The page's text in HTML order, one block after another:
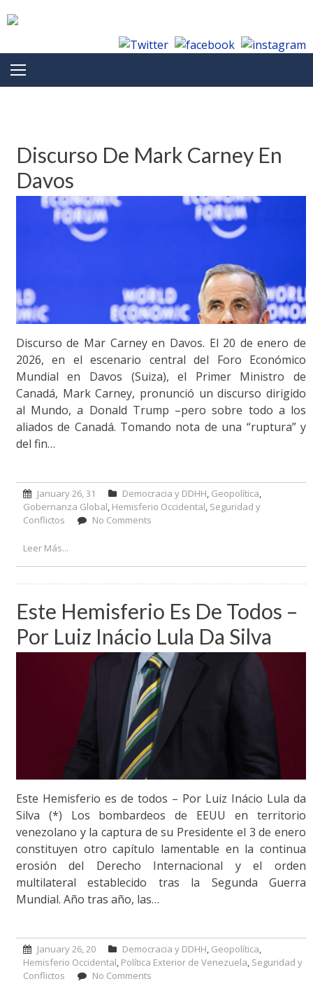
Discurso De Mark Carney En
Davos
Discurso de Mar Carney en Davos. El 20 de enero de
2026, en el escenario central del Foro Económico
Mundial en Davos (Suiza), el Primer Ministro de
Canadá, Mark Carney, pronunció un discurso dirigido
al Mundo, a Donald Trump –pero sobre todo a los
aliados de Canadá. Tomando nota de una “ruptura” y
del fin…
January 26, 31 Democracia y DDHH Geopolítica
Gobernanza Global Hemisferio Occidental Seguridad y
Conflictos
No Comments
Leer Más...
Este Hemisferio Es De Todos –
Por Luiz Inácio Lula Da Silva
Este Hemisferio es de todos – Por Luiz Inácio Lula da
Silva (*) Los bombardeos de EEUU en territorio
venezolano y la captura de su Presidente el 3 de enero
constituyen otro capítulo lamentable en la continua
erosión del Derecho Internacional y el orden
multilateral establecido tras la Segunda Guerra
Mundial. Año tras año, las…
January 26, 20 Democracia y DDHH, Geopolítica,
Hemisferio Occidental, Política Exterior de Venezuela, Seguridad y
Conflictos
No Comments